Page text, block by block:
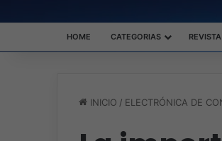
HOME CATEGORIAS
INICIO / ELECTRÓNICA DE